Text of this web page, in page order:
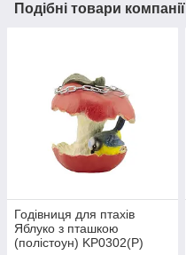
Подібні товари компанії
Годівниця для птахів
Яблуко з пташкою
(полістоун) KP0302(P)